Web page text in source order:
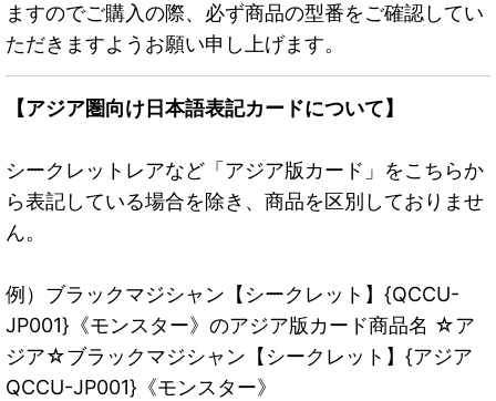
ますのでご購入の際、必ず商品の型番をご確認してい
ただきますようお願い申し上げます。
【アジア圏向け日本語表記カードについて】
シークレットレアなど「アジア版カード」をこちらか
ら表記している場合を除き、商品を区別しておりませ
ん。
例）ブラックマジシャン【シークレット】{QCCU-
JP001}《モンスター》のアジア版カード商品名 ☆ア
ジア☆ブラックマジシャン【シークレット】{アジア
QCCU-JP001}《モンスター》